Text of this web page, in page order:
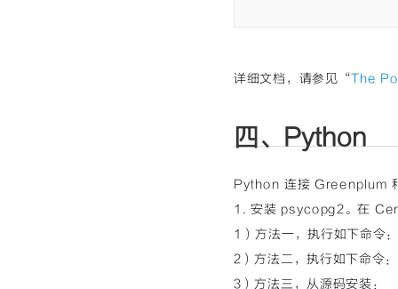
36
37
41
42
44
ake-lm-pad-
x; padding:
e 0% 0% /
t java<span
x; padding:
or: rgb(0, 92,
o repeat
span class=
ing: 0px;
rgba(0, 0, 0,
margin: 0px;
ake-lm-pad-
详细文档，请参见“The
四、Python
Python 连接 Greenplum
1. 安装 psycopg2。在
1）方法一，执行如下命令
2）方法二，执行如下命令：
3）方法三，从源码安装：